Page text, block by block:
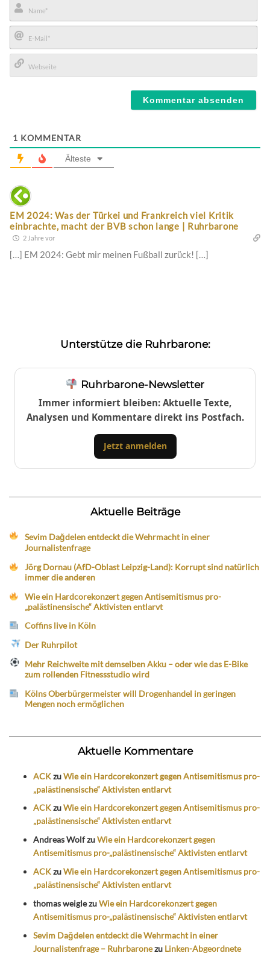
Name*
E-
Mail*
1 KOMMENTAR
Älteste
EM 2024: Was der Türkei und Frankreich viel Kritik
einbrachte, macht der BVB schon lange | Ruhrbarone
2 Jahre vor
[…] EM 2024: Gebt mir meinen Fußball zurück! […]
Unterstütze die Ruhrbarone:
Ruhrbarone-Newsletter
Immer informiert bleiben: Aktuelle Texte,
Analysen und Kommentare direkt ins Postfach.
Jetzt anmelden
Aktuelle Beiträge
Sevim Dağdelen entdeckt die Wehrmacht in einer
Journalistenfrage
Jörg Dornau (AfD-Oblast Leipzig-Land): Korrupt sind natürlich
immer die anderen
Wie ein Hardcorekonzert gegen Antisemitismus pro-
„palästinensische“ Aktivisten entlarvt
Coffins live in Köln
Der Ruhrpilot
Mehr Reichweite mit demselben Akku – oder wie das E-Bike
zum rollenden Fitnessstudio wird
Kölns Oberbürgermeister will Drogenhandel in geringen
Mengen noch ermöglichen
Aktuelle Kommentare
ACKzuWie ein Hardcorekonzert gegen Antisemitismus pro-
„palästinensische“ Aktivisten entlarvt
ACKzuWie ein Hardcorekonzert gegen Antisemitismus pro-
„palästinensische“ Aktivisten entlarvt
Andreas WolfzuWie ein Hardcorekonzert gegen
Antisemitismus pro-„palästinensische“ Aktivisten entlarvt
ACKzuWie ein Hardcorekonzert gegen Antisemitismus pro-
„palästinensische“ Aktivisten entlarvt
thomas weiglezuWie ein Hardcorekonzert gegen
Antisemitismus pro-„palästinensische“ Aktivisten entlarvt
Sevim Dağdelen entdeckt die Wehrmacht in einer
Journalistenfrage – Ruhrbaronezu Linken-Abgeordnete